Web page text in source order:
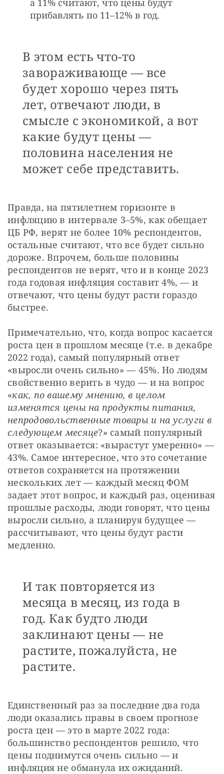
прибавлять по 11–12% в год.
В этом есть что-то
завораживающе — все
будет хорошо через пять
лет, отвечают люди, в
смысле с экономикой, а вот
какие будут цены —
половина населения не
может себе представить.
Правда, на пятилетнем горизонте в
инфляцию в интервале 3–5%, как обещает
ЦБ РФ, верят не более 10% респондентов,
остальные считают, что все будет сильно
дороже. Впрочем, больше половины
респондентов не верят, что и в конце 2023
года годовая инфляция составит 4%, — и
отвечают, что цены будут расти гораздо
быстрее.
Примечательно, что, когда вопрос касается
роста цен в прошлом месяце (т.е. в декабре
2022 года), самый популярный ответ
«выросли очень сильно» — 45%. Но людям
свойственно верить в чудо — и на вопрос
«как, по вашему мнению, в целом
изменятся цены на продукты питания,
непродовольственные товары и на услуги в
следующем месяце?» самый популярный
ответ оказывается: «вырастут умеренно» —
43%. Самое интересное, что это сочетание
ответов сохраняется на протяжении
нескольких лет — каждый месяц ФОМ
задает этот вопрос, и каждый раз, оценивая
прошлые расходы, люди говорят, что цены
выросли сильно, а планируя будущее —
рассчитывают, что цены будут расти
медленно.
И так повторяется из
месяца в месяц, из года в
год. Как будто люди
заклинают цены — не
растите, пожалуйста, не
растите.
Единственный раз за последние два года
люди оказались правы в своем прогнозе
роста цен — это в марте 2022 года:
большинство респондентов решило, что
цены поднимутся очень сильно — и
инфляция не обманула их ожиданий.